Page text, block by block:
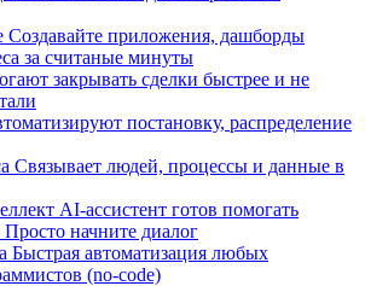
Создавайте приложения, дашборды
за считаные минуты
закрывать сделки быстрее и не
постановку, распределение
Связывает людей, процессы и данные в
AI-ассистент готов помогать
начните диалог
Быстрая автоматизация любых
(no-code)